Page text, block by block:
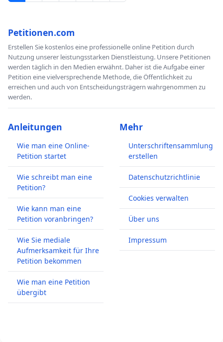
Petitionen.com
Erstellen Sie kostenlos eine professionelle online Petition durch
Nutzung unserer leistungsstarken Dienstleistung. Unsere Petitionen
werden täglich in den Medien erwähnt. Daher ist die Aufgabe einer
Petition eine vielversprechende Methode, die Öffentlichkeit zu
erreichen und auch von Entscheidungsträgern wahrgenommen zu
werden.
Anleitungen
Wie man eine Online-
Petition startet
Wie schreibt man eine
Petition?
Wie kann man eine
Petition voranbringen?
Wie Sie mediale
Aufmerksamkeit für Ihre
Petition bekommen
Wie man eine Petition
übergibt
Mehr
Unterschriftensammlung
erstellen
Datenschutzrichtlinie
Cookies verwalten
Über uns
Impressum